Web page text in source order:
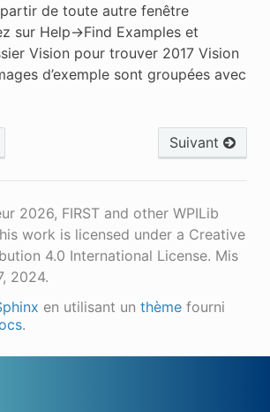
de toute autre fenêtre
sur Help->Find Examples et
Vision pour trouver 2017 Vision
d’exemple sont groupées avec
Suivant
2026, FIRST and other WPILib
work is licensed under a Creative
4.0 International License. Mis
2024.
en utilisant un thèmefourni
.